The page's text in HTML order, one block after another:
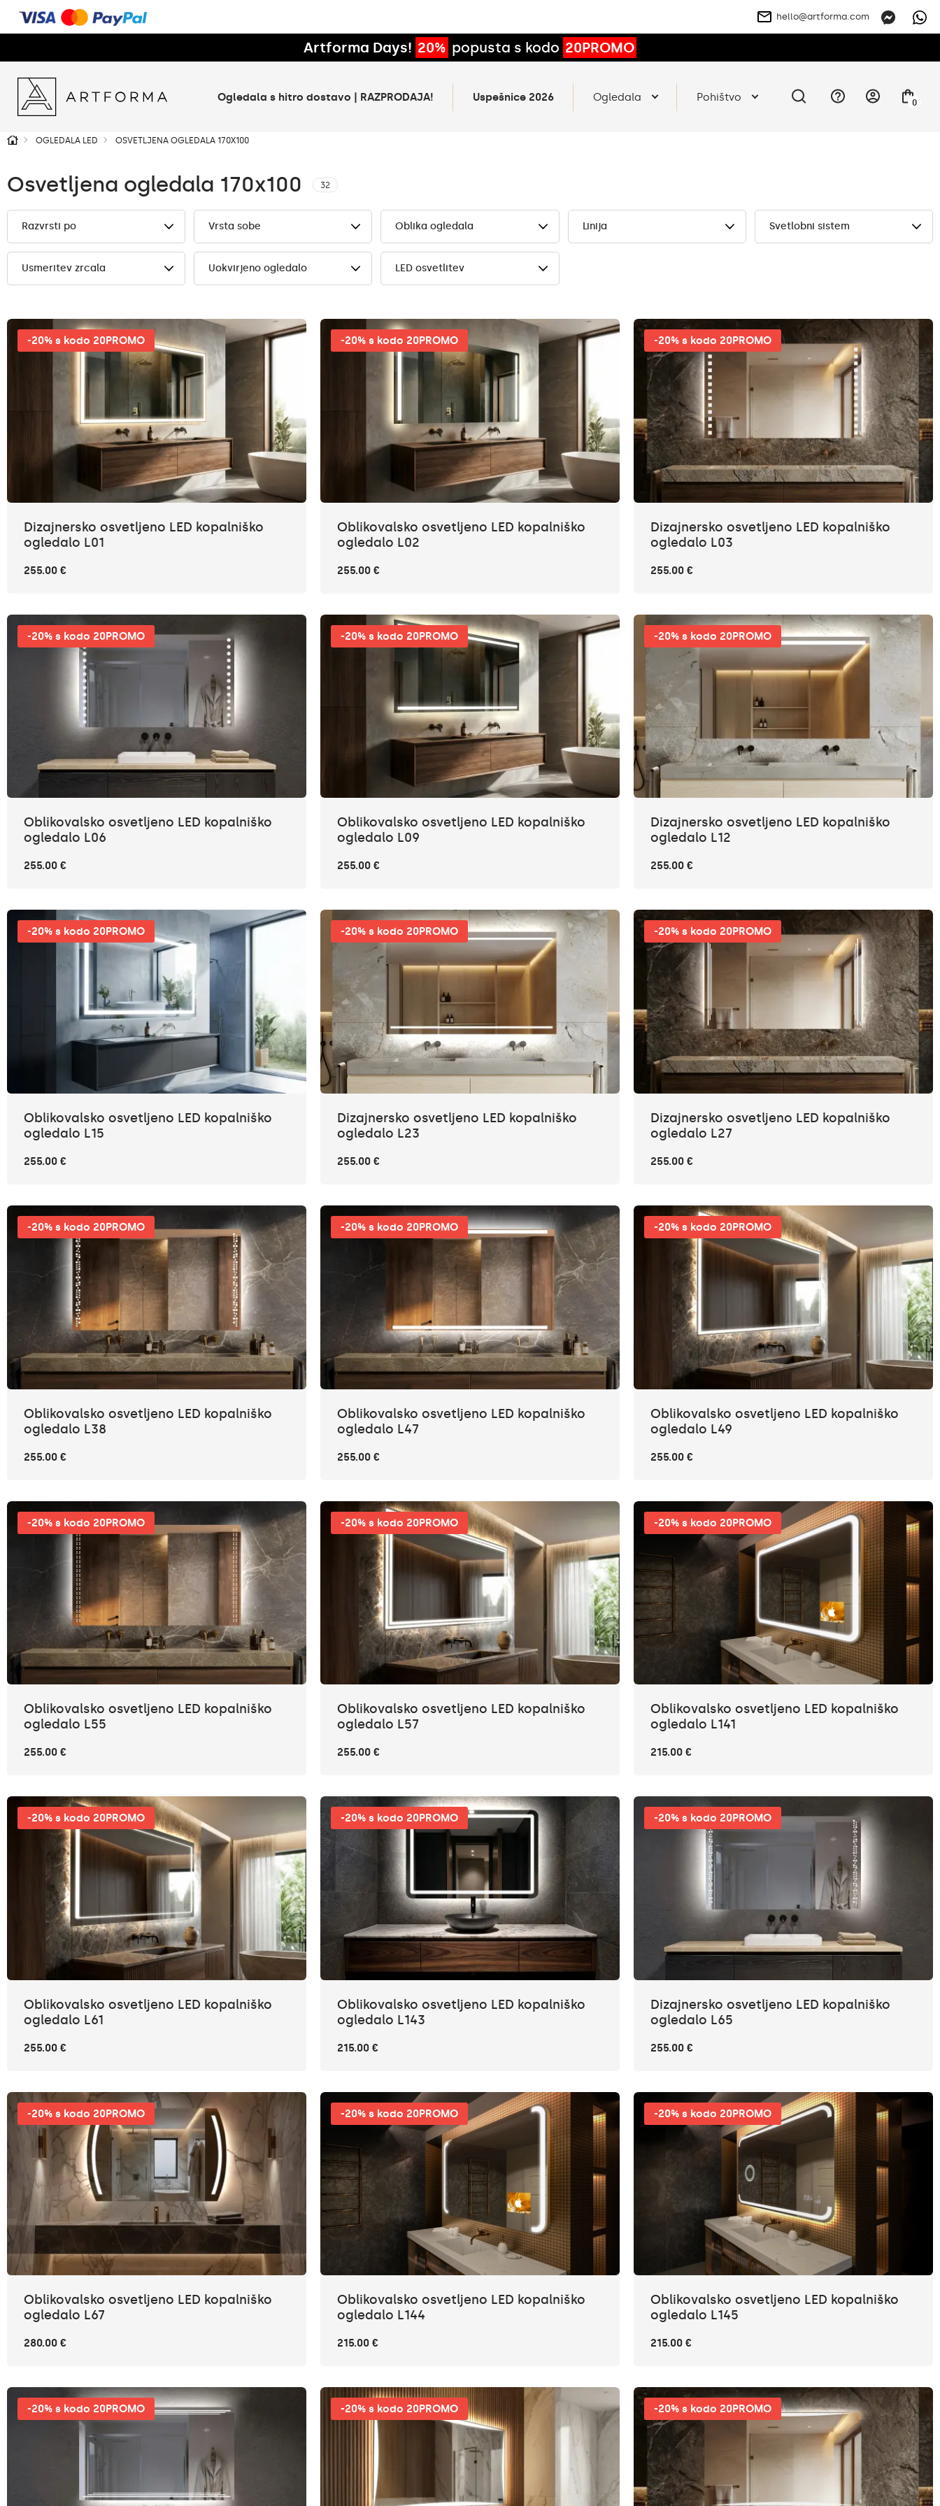
hello@artforma.com
Artforma Days! 20% popusta s kodo 20PROMO
Ogledala s hitro dostavo | RAZPRODAJA! Uspešnice 2026 Ogledala Pohištvo 0
OGLEDALA LED OSVETLJENA OGLEDALA 170X100
Osvetljena ogledala 170x100 32
Razvrsti po Vrsta sobe Oblika ogledala Linija Svetlobni sistem
Usmeritev zrcala Uokvirjeno ogledalo LED osvetlitev
-20% s kodo 20PROMO
Dizajnersko osvetljeno LED kopalniško
ogledalo L01
255.00 €
-20% s kodo 20PROMO
Oblikovalsko osvetljeno LED kopalniško
ogledalo L02
255.00 €
-20% s kodo 20PROMO
Dizajnersko osvetljeno LED kopalniško
ogledalo L03
255.00 €
-20% s kodo 20PROMO
Oblikovalsko osvetljeno LED kopalniško
ogledalo L06
255.00 €
-20% s kodo 20PROMO
Oblikovalsko osvetljeno LED kopalniško
ogledalo L09
255.00 €
-20% s kodo 20PROMO
Dizajnersko osvetljeno LED kopalniško
ogledalo L12
255.00 €
-20% s kodo 20PROMO
Oblikovalsko osvetljeno LED kopalniško
ogledalo L15
255.00 €
-20% s kodo 20PROMO
Dizajnersko osvetljeno LED kopalniško
ogledalo L23
255.00 €
-20% s kodo 20PROMO
Dizajnersko osvetljeno LED kopalniško
ogledalo L27
255.00 €
-20% s kodo 20PROMO
Oblikovalsko osvetljeno LED kopalniško
ogledalo L38
255.00 €
-20% s kodo 20PROMO
Oblikovalsko osvetljeno LED kopalniško
ogledalo L47
255.00 €
-20% s kodo 20PROMO
Oblikovalsko osvetljeno LED kopalniško
ogledalo L49
255.00 €
-20% s kodo 20PROMO
Oblikovalsko osvetljeno LED kopalniško
ogledalo L55
255.00 €
-20% s kodo 20PROMO
Oblikovalsko osvetljeno LED kopalniško
ogledalo L57
255.00 €
-20% s kodo 20PROMO
Oblikovalsko osvetljeno LED kopalniško
ogledalo L141
215.00 €
-20% s kodo 20PROMO
Oblikovalsko osvetljeno LED kopalniško
ogledalo L61
255.00 €
-20% s kodo 20PROMO
Oblikovalsko osvetljeno LED kopalniško
ogledalo L143
215.00 €
-20% s kodo 20PROMO
Dizajnersko osvetljeno LED kopalniško
ogledalo L65
255.00 €
-20% s kodo 20PROMO
Oblikovalsko osvetljeno LED kopalniško
ogledalo L67
280.00 €
-20% s kodo 20PROMO
Oblikovalsko osvetljeno LED kopalniško
ogledalo L144
215.00 €
-20% s kodo 20PROMO
Oblikovalsko osvetljeno LED kopalniško
ogledalo L145
215.00 €
-20% s kodo 20PROMO -20% s kodo 20PROMO -20% s kodo 20PROMO